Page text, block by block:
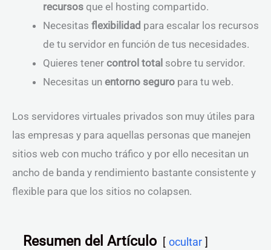
recursos que el hosting compartido.
Necesitas flexibilidad para escalar los recursos
de tu servidor en función de tus necesidades.
Quieres tener control total sobre tu servidor.
Necesitas un entorno seguro para tu web.
Los servidores virtuales privados son muy útiles para
las empresas y para aquellas personas que manejen
sitios web con mucho tráfico y por ello necesitan un
ancho de banda y rendimiento bastante consistente y
flexible para que los sitios no colapsen.
Resumen del Artículo ocultar